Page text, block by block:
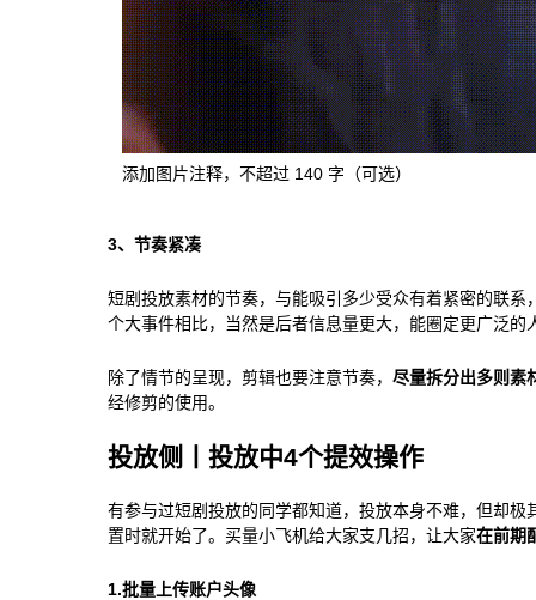
添加图片注释，不超过 140 字（可选）
3、节奏紧凑
短剧投放素材的节奏，与能吸引多少受众有着紧密的联
个大事件相比，当然是后者信息量更大，能圈定更广泛的
除了情节的呈现，剪辑也要注意节奏， 尽量拆分出多则素
经修剪的使用。
投放侧丨投放中4个提效操作
有参与过短剧投放的同学都知道，投放本身不难，但却极
置时就开始了。买量小飞机给大家支几招，让大家在前期
1.批量上传账户头像